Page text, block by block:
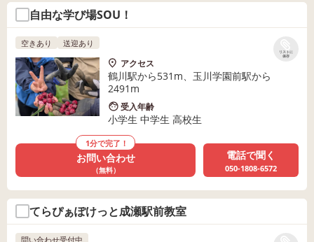
自由な学び場SOU！
リストに
保存
空きあり 送迎あり
アクセス
鶴川駅から531m、玉川学園前駅から
2491m
受入年齢
小学生 中学生 高校生
1分で完了！
お問い合わせ
（無料）
電話で聞く
050-1808-6572
てらぴぁぽけっと成瀬駅前教室
問い合わせ受付中